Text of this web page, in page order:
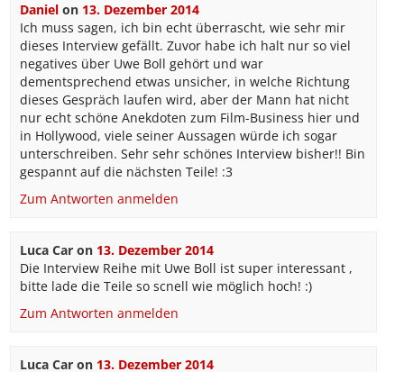
Danielon 13. Dezember 2014
Ich muss sagen, ich bin echt überrascht, wie sehr mir
dieses Interview gefällt. Zuvor habe ich halt nur so viel
negatives über Uwe Boll gehört und war
dementsprechend etwas unsicher, in welche Richtung
dieses Gespräch laufen wird, aber der Mann hat nicht
nur echt schöne Anekdoten zum Film-Business hier und
in Hollywood, viele seiner Aussagen würde ich sogar
unterschreiben. Sehr sehr schönes Interview bisher!! Bin
gespannt auf die nächsten Teile! :3
Zum Antworten anmelden
Luca Caron 13. Dezember 2014
Die Interview Reihe mit Uwe Boll ist super interessant ,
bitte lade die Teile so scnell wie möglich hoch! :)
Zum Antworten anmelden
Luca Caron 13. Dezember 2014